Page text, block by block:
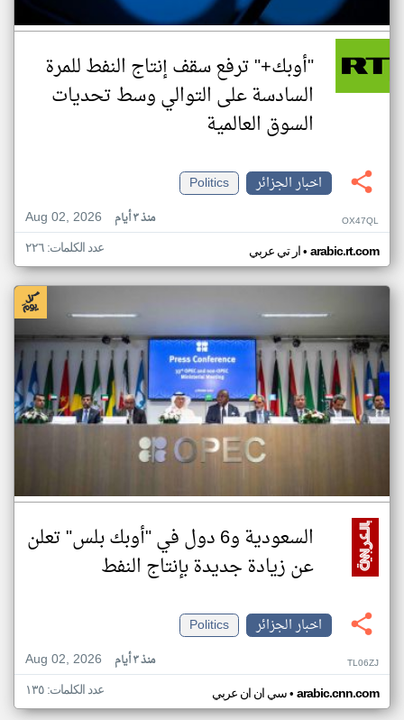
"أوبك+" ترفع سقف إنتاج النفط للمرة
السادسة على التوالي وسط تحديات
السوق العالمية
اخبار الجزائر
Politics
Aug 02, 2026
منذ ٣ أيام OX47QL
ار تي عربي• arabic.rt.com عدد الكلمات: ٢٢٦
السعودية و6 دول في "أوبك بلس" تعلن
عن زيادة جديدة بإنتاج النفط
اخبار الجزائر
Politics
Aug 02, 2026
منذ ٣ أيام TL06ZJ
سي ان ان عربي• arabic.cnn.com عدد الكلمات: ١٣٥